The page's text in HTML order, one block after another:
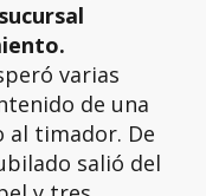
varias
de una
al timador. De
salió del